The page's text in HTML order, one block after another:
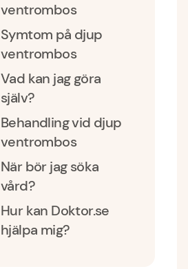
ventrombos
Symtom på djup
ventrombos
Vad kan jag göra
själv?
Behandling vid djup
ventrombos
När bör jag söka
vård?
Hur kan Doktor.se
hjälpa mig?